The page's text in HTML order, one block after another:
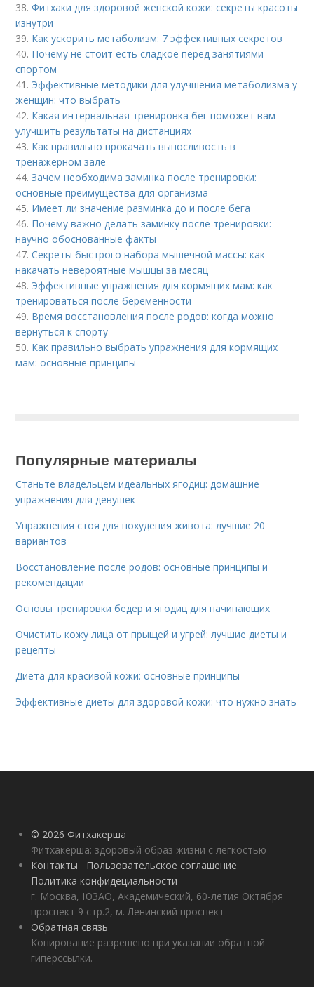
38.Фитхаки для здоровой женской кожи: секреты красоты
изнутри
39. Как ускорить метаболизм: 7 эффективных секретов
40. Почему не стоит есть сладкое перед занятиями
спортом
41. Эффективные методики для улучшения метаболизма у
женщин: что выбрать
42. Какая интервальная тренировка бег поможет вам
улучшить результаты на дистанциях
43. Как правильно прокачать выносливость в
тренажерном зале
44.Зачем необходима заминка после тренировки:
основные преимущества для организма
45. Имеет ли значение разминка до и после бега
46. Почему важно делать заминку после тренировки:
научно обоснованные факты
47.Секреты быстрого набора мышечной массы: как
накачать невероятные мышцы за месяц
48. Эффективные упражнения для кормящих мам: как
тренироваться после беременности
49. Время восстановления после родов: когда можно
вернуться к спорту
50. Как правильно выбрать упражнения для кормящих
мам: основные принципы
Популярные материалы
Станьте владельцем идеальных ягодиц: домашние
упражнения для девушек
Упражнения стоя для похудения живота: лучшие 20
вариантов
Восстановление после родов: основные принципы и
рекомендации
Основы тренировки бедер и ягодиц для начинающих
Очистить кожу лица от прыщей и угрей: лучшие диеты и
рецепты
Диета для красивой кожи: основные принципы
Эффективные диеты для здоровой кожи: что нужно знать
© 2026 Фитхакерша
Фитхакерша: здоровый образ жизни с легкостью
Контакты
Пользовательское соглашение
Политика конфидециальности
г. Москва, ЮЗАО, Академический, 60-летия Октября
проспект 9 стр.2, м. Ленинский проспект
Обратная связь
Копирование разрешено при указании обратной
гиперссылки.